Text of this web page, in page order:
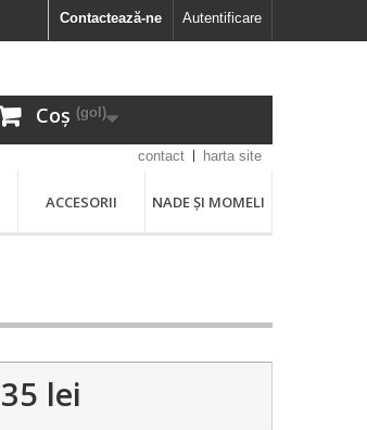
Autentificare
Contactează-ne
Coș (gol)
contact harta site
ACCESORII NADE ȘI MOMELI
35 lei